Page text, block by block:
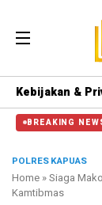
Kebijakan &
BREAKING
di Patung Kuda:
POLRES KAPUAS
Home »Siaga
Kamtibmas